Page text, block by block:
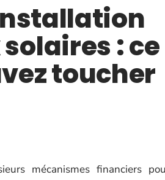
: ce
toucher
mécanismes financiers